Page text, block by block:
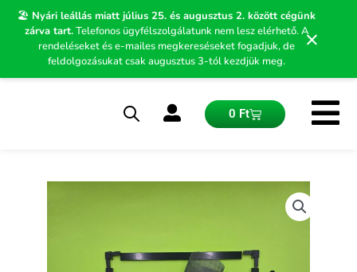
🏖️ Nyári leállás miatt július 25. és augusztus 2. között cégünk
zárva tart.Telefonos ügyfélszolgálatunk nem lesz elérhető. A
rendeléseket és e-mailes megkereséseket fogadjuk, de
feldolgozásukat csak augusztus 3-tól kezdjük meg.
×
Skip
0 FtKosár